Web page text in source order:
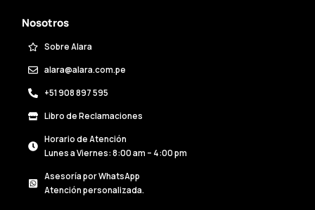
Nosotros
Sobre Alara
alara@alara.com.pe
+51 908 897 595
Libro de Reclamaciones
Horario de Atención
Lunes a Viernes: 8:00 am – 4:00 pm
Asesoría por WhatsApp
Atención personalizada.